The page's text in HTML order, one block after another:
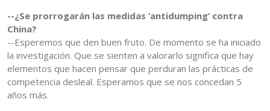
--¿Se prorrogarán las medidas ‘antidumping’ contra
China?
--Esperemos que den buen fruto. De momento se ha iniciado
la investigación. Que se sienten a valorarlo significa que hay
elementos que hacen pensar que perduran las prácticas de
competencia desleal. Esperamos que se nos concedan 5
años más.